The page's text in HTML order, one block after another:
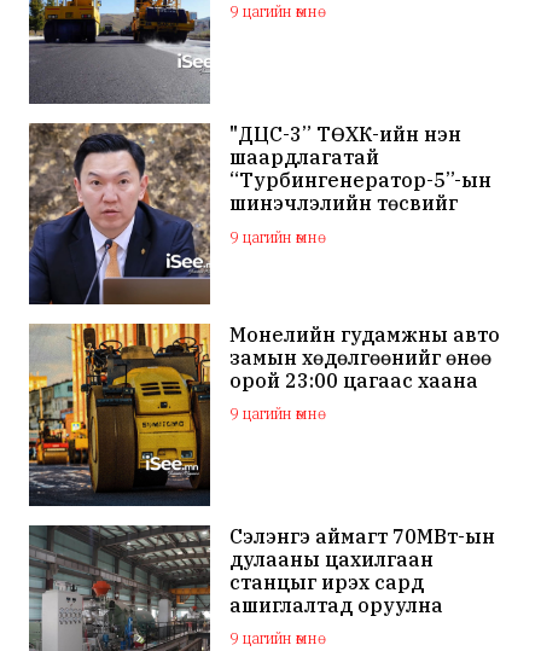
9 цагийн өмнө
"ДЦС-3” ТӨХК-ийн нэн
шаардлагатай
“Турбингенератор-5”-ын
шинэчлэлийн төсвийг
шийдвэрлэхээр болов
9 цагийн өмнө
Монелийн гудамжны авто
замын хөдөлгөөнийг өнөө
орой 23:00 цагаас хаана
9 цагийн өмнө
Сэлэнгэ аймагт 70МВт-ын
дулааны цахилгаан
станцыг ирэх сард
ашиглалтад оруулна
9 цагийн өмнө